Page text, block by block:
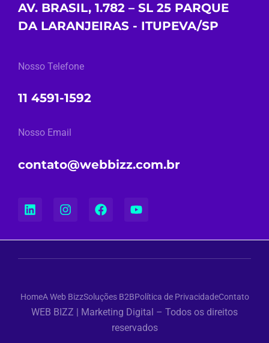
AV. BRASIL, 1.782 – SL 25 PARQUE
DA LARANJEIRAS - ITUPEVA/SP
Nosso Telefone
11 4591-1592
Nosso Email
contato@webbizz.com.br
HomeA Web BizzSoluções B2BPolítica de PrivacidadeContato
WEB BIZZ | Marketing Digital – Todos os direitos
reservados